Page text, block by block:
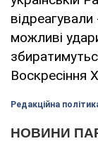
відреагували
можливі
Воскресіння
Редакційна